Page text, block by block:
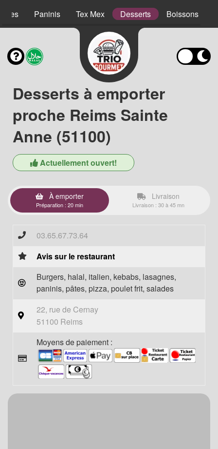
Paninis Tex Mex Desserts Boissons
Desserts à emporter
proche Reims Sainte
Anne (51100)
Actuellement ouvert!
À emporter
Préparation : 20 min
Livraison
Livraison : 30 à 45 mn
03.65.67.73.64
Avis sur le restaurant
Burgers, halal, italien, kebabs, lasagnes,
paninis, pâtes, pizza, poulet frit, salades
22, rue de Cernay
51100 Reims
Moyens de paiement :